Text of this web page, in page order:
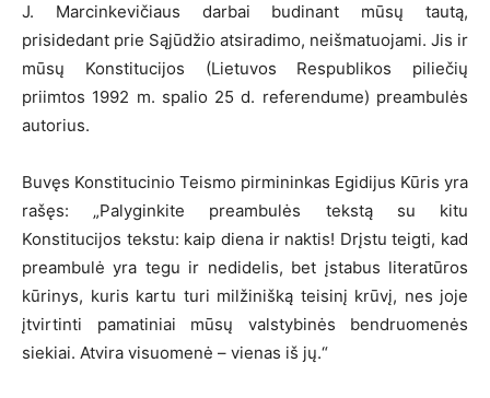
J. Marcinkevičiaus darbai budinant mūsų tautą,
prisidedant prie Sąjūdžio atsiradimo, neišmatuojami. Jis ir
mūsų Konstitucijos (Lietuvos Respublikos piliečių
priimtos 1992 m. spalio 25 d. referendume) preambulės
autorius.
Buvęs Konstitucinio Teismo pirmininkas Egidijus Kūris yra
rašęs: „Palyginkite preambulės tekstą su kitu
Konstitucijos tekstu: kaip diena ir naktis! Drįstu teigti, kad
preambulė yra tegu ir nedidelis, bet įstabus literatūros
kūrinys, kuris kartu turi milžinišką teisinį krūvį, nes joje
įtvirtinti pamatiniai mūsų valstybinės bendruomenės
siekiai. Atvira visuomenė – vienas iš jų.“